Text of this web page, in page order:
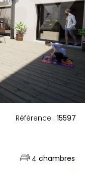
Référence :15597
4